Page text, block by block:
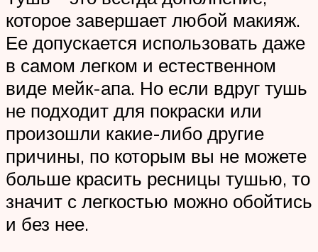
которое завершает любой макияж.
Ее допускается использовать даже
в самом легком и естественном
виде мейк-апа. Но если вдруг тушь
не подходит для покраски или
произошли какие-либо другие
причины, по которым вы не можете
больше красить ресницы тушью, то
значит с легкостью можно обойтись
и без нее.